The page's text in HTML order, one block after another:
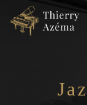
Panneau de